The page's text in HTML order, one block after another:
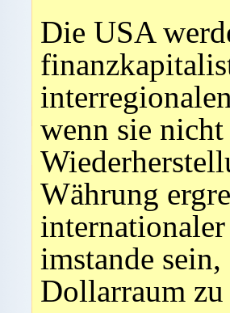
Die USA
wenn sie
Währung
imstande
Dollarraum zu